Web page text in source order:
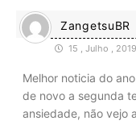
ZangetsuBR
15 , Julho ,
Melhor noticia do
de novo a segunda
ansiedade, não vejo